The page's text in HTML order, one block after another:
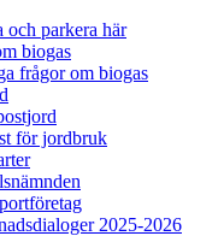
och parkera här
biogas
frågor om biogas
för jordbruk
2025-2026